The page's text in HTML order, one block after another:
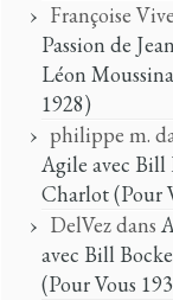
Françoise
Passion de
Léon
1928)
philippe m.
Agile avec Bill
Charlot (Pour
DelVezdans
avec Bill
(Pour Vous